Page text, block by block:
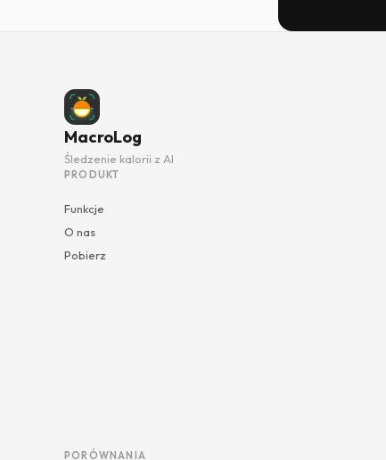
MacroLog
Śledzenie kalorii z AI
PRODUKT
Funkcje
O nas
Pobierz
PORÓWNANIA